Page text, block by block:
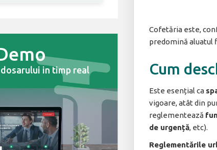
in timp real
Cofetăria este,
predomină aluatul
Cum
Este esențial ca
vigoare, atât din
reglementează
de urgență, etc).
Reglementările